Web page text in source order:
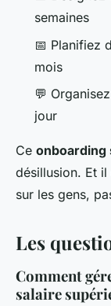
semaines
📅 Planifiez
mois
💬
jour
Ce onboarding
désillusion. Et
sur les gens,
Les
Comment
salaire